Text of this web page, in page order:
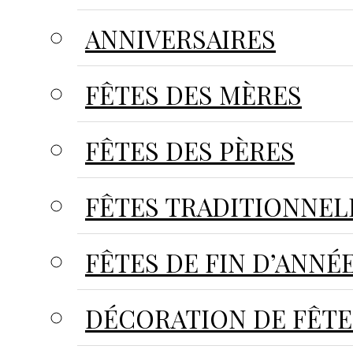
ANNIVERSAIRES
FÊTES DES MÈRES
FÊTES DES PÈRES
FÊTES
FÊTES DE FIN
DÉCORATION DE